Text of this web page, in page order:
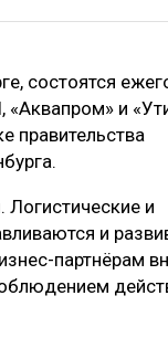
состоятся
и
правительства
Логистические и
и
партнёрам